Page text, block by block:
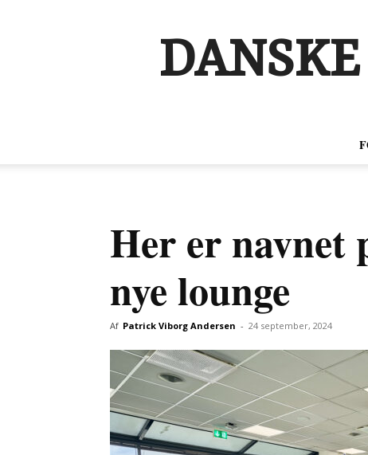
Her er navnet
nye lounge
Af Patrick Viborg Andersen - 24 september, 2024